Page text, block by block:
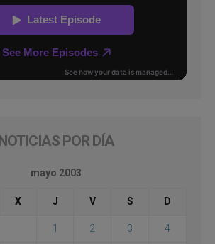
NOTICIAS POR DÍA
mayo 2003
X J V S D
1 2 3 4